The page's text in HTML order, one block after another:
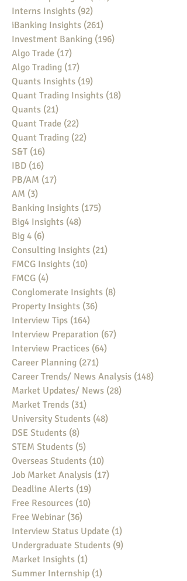
Interns Insights (92)
iBanking Insights (261)
Investment Banking (196)
Algo Trade (17)
Algo Trading (17)
Quants Insights (19)
Quant Trading Insights (18)
Quants (21)
Quant Trade (22)
Quant Trading (22)
S&T (16)
IBD (16)
PB/AM (17)
AM (3)
Banking Insights (175)
Big4 Insights (48)
Big 4 (6)
Consulting Insights (21)
FMCG Insights (10)
FMCG (4)
Conglomerate Insights (8)
Property Insights (36)
Interview Tips (164)
Interview Preparation (67)
Interview Practices (64)
Career Planning (271)
Career Trends/ News Analysis (148)
Market Updates/ News (28)
Market Trends (31)
University Students (48)
DSE Students (8)
STEM Students (5)
Overseas Students (10)
Job Market Analysis (17)
Deadline Alerts (19)
Free Resources (10)
Free Webinar (36)
Interview Status Update (1)
Undergraduate Students (9)
Market Insights (1)
Summer Internship (1)